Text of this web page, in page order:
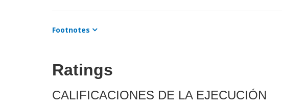
Footnotes
Ratings
CALIFICACIONES DE LA EJECUCIÓN